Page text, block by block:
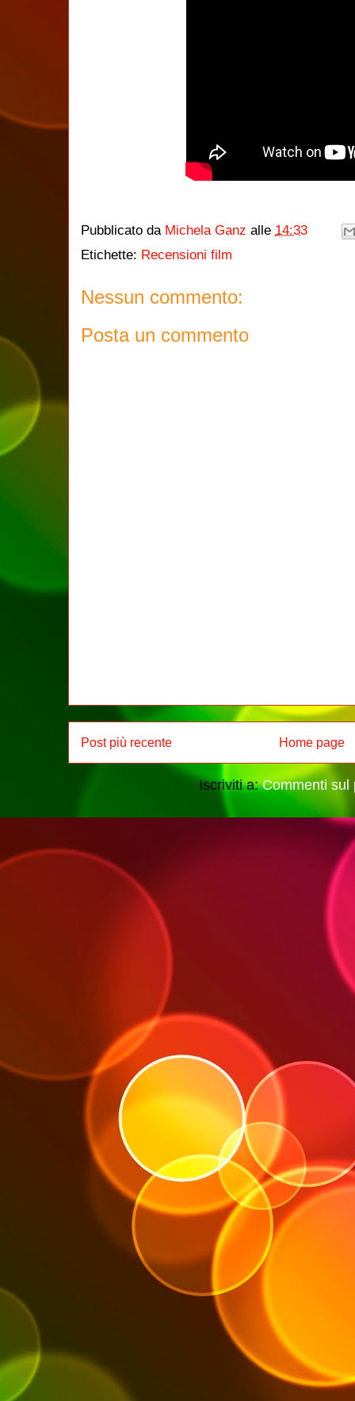
Pubblicato da Michela Ganz alle 14:33
Etichette: Recensioni film
Nessun commento:
Posta un commento
Post più recente Home page
Iscriviti a:Commenti sul